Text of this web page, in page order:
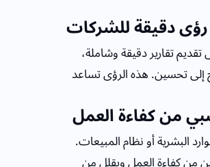
رؤى دقيقة للشركات
تقارير دقيقة وشاملة،
إلى تحسين. هذه الرؤى تساعد
من كفاءة العمل
البشرية أو نظام المبيعات.